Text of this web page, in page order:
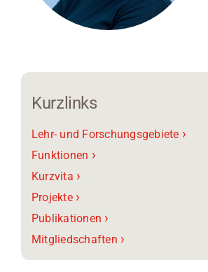
Kurzlinks
Lehr- und Forschungsgebiete ›
Funktionen ›
Kurzvita ›
Projekte ›
Publikationen ›
Mitgliedschaften ›